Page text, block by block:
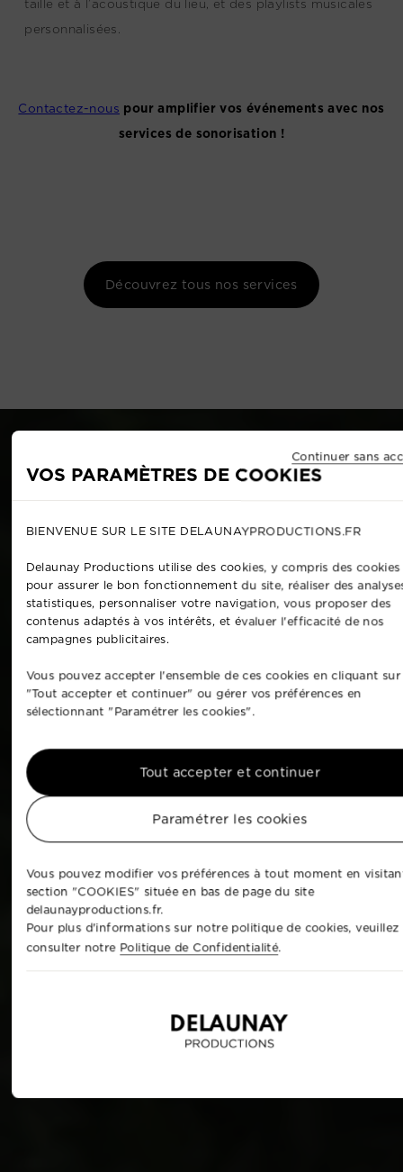
taille et à l’acoustique du lieu, et des playlists musicales
personnalisées.
Contactez-nous pour amplifier vos événements avec nos
services de sonorisation !
Découvrez tous nos services
VOS PARAMÈTRES DE COOKIES
Continuer sans
BIENVENUE SUR LE SITE DELAUNAYPRODUCTIONS.FR
Delaunay Productions utilise des cookies, y compris des
pour assurer le bon fonctionnement du site, réaliser des
statistiques, personnaliser votre navigation, vous proposer des
contenus adaptés à vos intérêts, et évaluer l'efficacité de nos
campagnes publicitaires.
Vous pouvez accepter l'ensemble de ces cookies en cliquant sur
"Tout accepter et continuer" ou gérer vos préférences en
sélectionnant "Paramétrer les cookies".
Paramétrer les cookies
Tout accepter et continuer
Vous pouvez modifier vos préférences à tout moment en
section "COOKIES" située en bas de page du site
delaunayproductions.fr.
Pour plus d'informations sur notre politique de cookies, veuillez
consulter notre Politique de Confidentialité.